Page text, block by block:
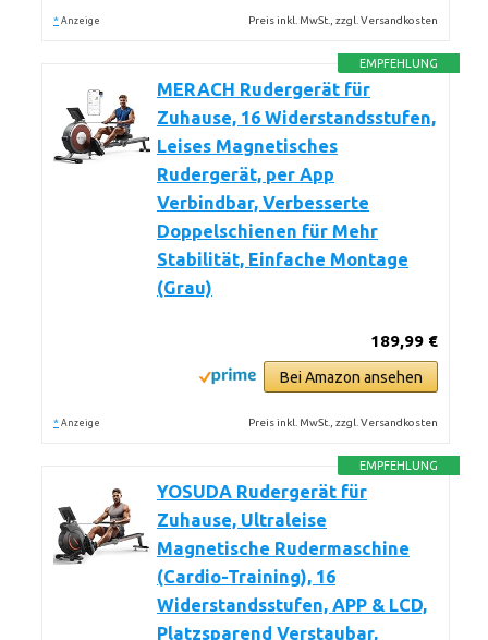
* Anzeige Preis inkl. MwSt., zzgl. Versandkosten
EMPFEHLUNG
MERACH Rudergerät für
Zuhause, 16 Widerstandsstufen,
Leises Magnetisches
Rudergerät, per App
Verbindbar, Verbesserte
Doppelschienen für Mehr
Stabilität, Einfache Montage
(Grau)
189,99 €
Bei Amazon ansehen
* Anzeige Preis inkl. MwSt., zzgl. Versandkosten
EMPFEHLUNG
YOSUDA Rudergerät für
Zuhause, Ultraleise
Magnetische Rudermaschine
(Cardio-Training), 16
Widerstandsstufen, APP & LCD,
Platzsparend Verstaubar,